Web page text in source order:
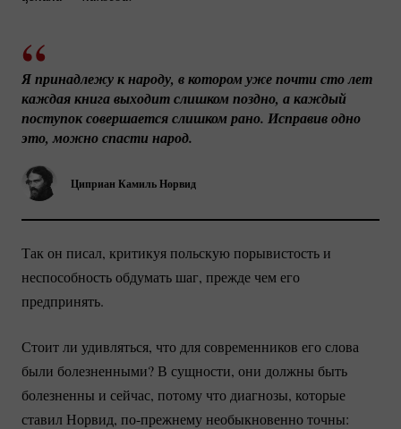
Циприан Камиль Норвид
Я принадлежу к народу, в котором уже почти сто лет
каждая книга выходит слишком поздно, а каждый
поступок совершается слишком рано. Исправив одно
это, можно спасти народ.
Так он писал, критикуя польскую порывистость и
неспособность обдумать шаг, прежде чем его
предпринять.
Стоит ли удивляться, что для современников его слова
были болезненными? В сущности, они должны быть
болезненны и сейчас, потому что диагнозы, которые
ставил Норвид, по-прежнемунеобыкновенно точны: